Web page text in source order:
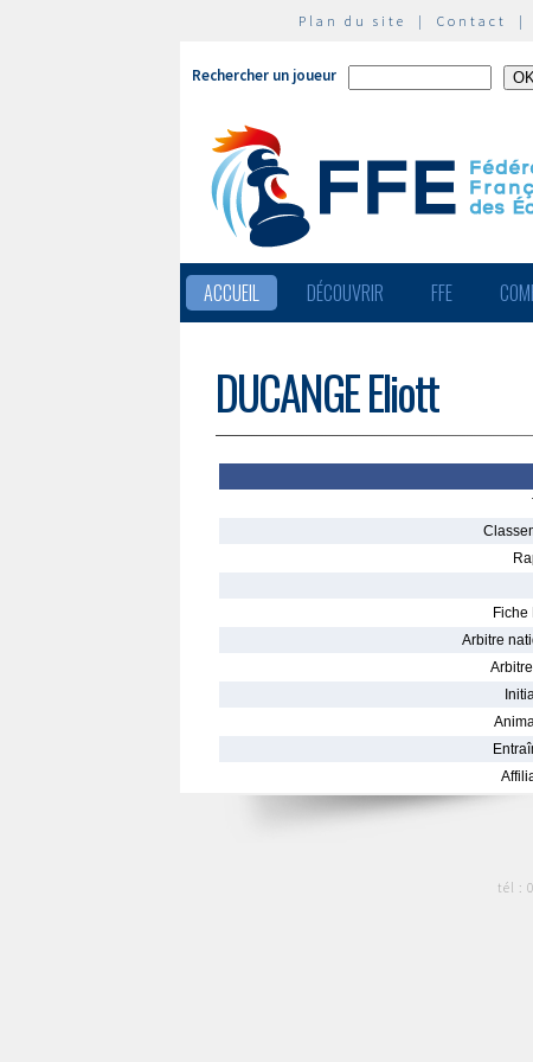
Plan du site | Contact |
Rechercher un joueur
ACCUEIL DÉCOUVRIR FFE
DUCANGE Eliott
Fiche
Arbitre
tél :